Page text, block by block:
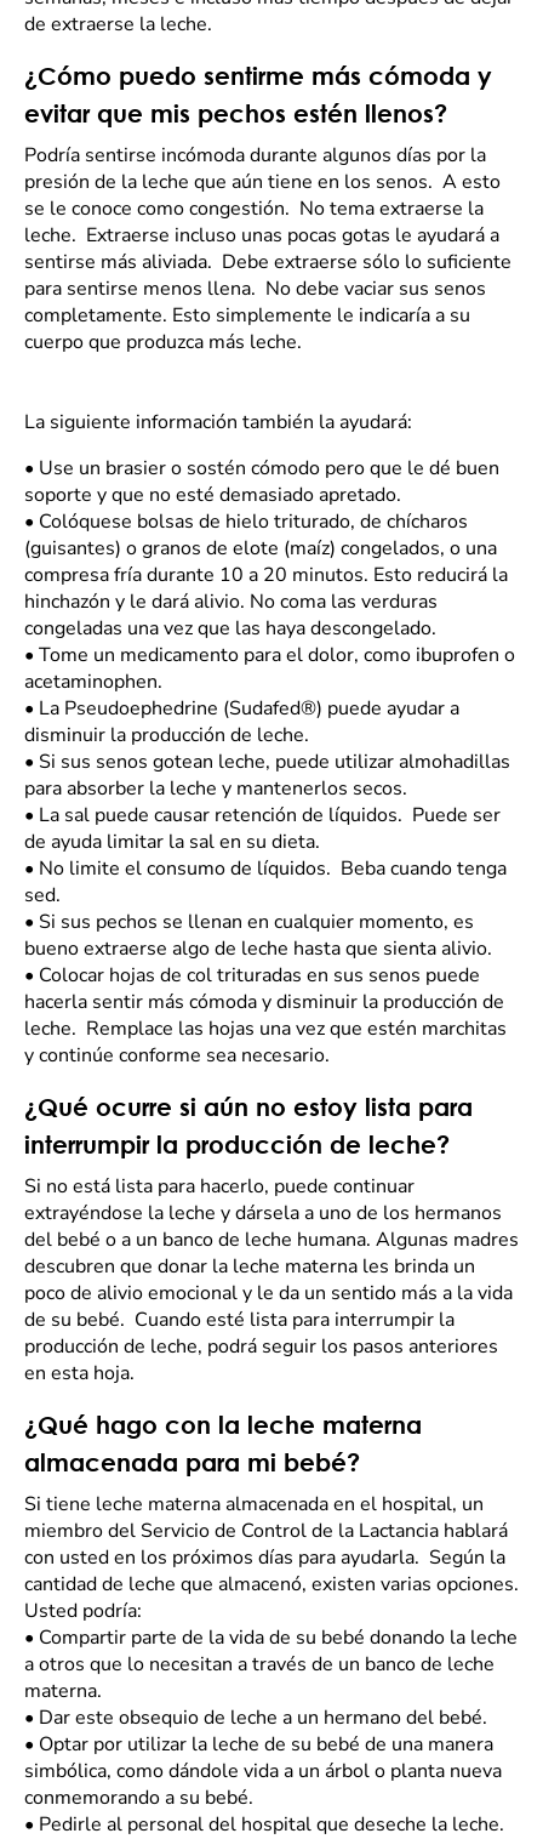
de extraerse la leche.
¿Cómo puedo sentirme más cómoda y
evitar que mis pechos estén llenos?
Podría sentirse incómoda durante algunos días por la
presión de la leche que aún tiene en los senos. A esto
se le conoce como congestión. No tema extraerse la
leche. Extraerse incluso unas pocas gotas le ayudará a
sentirse más aliviada. Debe extraerse sólo lo suficiente
para sentirse menos llena. No debe vaciar sus senos
completamente. Esto simplemente le indicaría a su
cuerpo que produzca más leche.
La siguiente información también la ayudará:
• Use un brasier o sostén cómodo pero que le dé buen
soporte y que no esté demasiado apretado.
• Colóquese bolsas de hielo triturado, de chícharos
(guisantes) o granos de elote (maíz) congelados, o una
compresa fría durante 10 a 20 minutos. Esto reducirá la
hinchazón y le dará alivio. No coma las verduras
congeladas una vez que las haya descongelado.
• Tome un medicamento para el dolor, como ibuprofen o
acetaminophen.
• La Pseudoephedrine (Sudafed®) puede ayudar a
disminuir la producción de leche.
• Si sus senos gotean leche, puede utilizar almohadillas
para absorber la leche y mantenerlos secos.
• La sal puede causar retención de líquidos. Puede ser
de ayuda limitar la sal en su dieta.
• No limite el consumo de líquidos. Beba cuando tenga
sed.
• Si sus pechos se llenan en cualquier momento, es
bueno extraerse algo de leche hasta que sienta alivio.
• Colocar hojas de col trituradas en sus senos puede
hacerla sentir más cómoda y disminuir la producción de
leche. Remplace las hojas una vez que estén marchitas
y continúe conforme sea necesario.
¿Qué ocurre si aún no estoy lista para
interrumpir la producción de leche?
Si no está lista para hacerlo, puede continuar
extrayéndose la leche y dársela a uno de los hermanos
del bebé o a un banco de leche humana. Algunas madres
descubren que donar la leche materna les brinda un
poco de alivio emocional y le da un sentido más a la vida
de su bebé. Cuando esté lista para interrumpir la
producción de leche, podrá seguir los pasos anteriores
en esta hoja.
¿Qué hago con la leche materna
almacenada para mi bebé?
Si tiene leche materna almacenada en el hospital, un
miembro del Servicio de Control de la Lactancia hablará
con usted en los próximos días para ayudarla. Según la
cantidad de leche que almacenó, existen varias opciones.
Usted podría:
• Compartir parte de la vida de su bebé donando la leche
a otros que lo necesitan a través de un banco de leche
materna.
• Dar este obsequio de leche a un hermano del bebé.
• Optar por utilizar la leche de su bebé de una manera
simbólica, como dándole vida a un árbol o planta nueva
conmemorando a su bebé.
• Pedirle al personal del hospital que deseche la leche.